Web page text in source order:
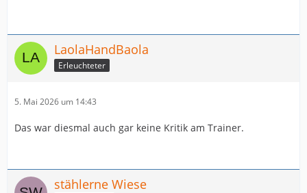
LaolaHandBaola
Erleuchteter
5. Mai 2026 um 14:43
Das war diesmal auch gar keine Kritik am Trainer.
stählerne Wiese